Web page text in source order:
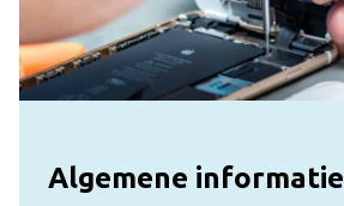
Algemene informatie